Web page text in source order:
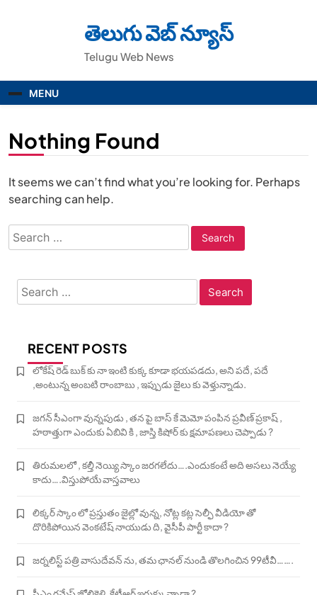
తెలుగు వెబ్ న్యూస్
Telugu Web News
MENU
Nothing Found
It seems we can’t find what you’re looking for. Perhaps
searching can help.
Search
for:
Search
for:
RECENT POSTS
లోకేష్ రెడ్ బుక్ కు నా ఇంటి కుక్క కూడా భయపడదు, అని పదే, పదే
,అంటున్న అంబటి రాంబాబు , ఇప్పుడు జైలు కు వెళ్తున్నాడు.
జగన్ సీఎంగా వున్నపుడు , తన పై బాస్ కే మెమో పంపిన ప్రవీణ్ ప్రకాష్ ,
హఠాత్తుగా ఎందుకు ఏబివి కి , జాస్తి కిషోర్ కు క్షమాపణలు చెప్పాడు ?
తిరుమలలో , కల్తీ నెయ్యి స్కాం జరగలేదు….ఎందుకంటే అది అసలు నెయ్యే
కాదు….విస్తుపోయే వాస్తవాలు
లిక్కర్ స్కాం లో ప్రస్తుతం జైల్లో వున్న, నోట్ల కట్ల సెల్ఫీ వీడియో తో
దొరికిపోయిన వెంకటేష్ నాయుడు ది, వైసీపీ పార్టీ కాదా ?
జర్నలిస్ట్ పత్రి వాసుదేవన్ ను, తమ ఛానల్ నుండి తొలగించిన 99టీవీ…….